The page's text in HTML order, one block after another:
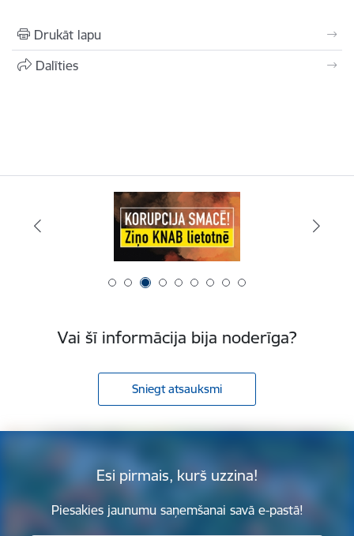
Drukāt lapu
Dalīties
Vai šī informācija bija noderīga?
Sniegt atsauksmi
Esi pirmais, kurš uzzina!
Piesakies jaunumu saņemšanai savā e-pastā!